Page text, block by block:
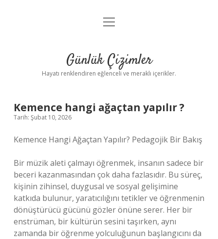
Anasayfa
Yasal Uyarı
menüyü
Günlük Çizimler
Hayatı renklendiren eğlenceli ve meraklı içerikler.
Kemence hangi ağaçtan yapılır ?
Tarih: Şubat 10, 2026
Kemence Hangi Ağaçtan Yapılır? Pedagojik Bir Bakış
Bir müzik aleti çalmayı öğrenmek, insanın sadece bir
beceri kazanmasından çok daha fazlasıdır. Bu süreç,
kişinin zihinsel, duygusal ve sosyal gelişimine
katkıda bulunur, yaratıcılığını tetikler ve öğrenmenin
dönüştürücü gücünü gözler önüne serer. Her bir
enstrüman, bir kültürün sesini taşırken, aynı
zamanda bir öğrenme yolculuğunun başlangıcını da